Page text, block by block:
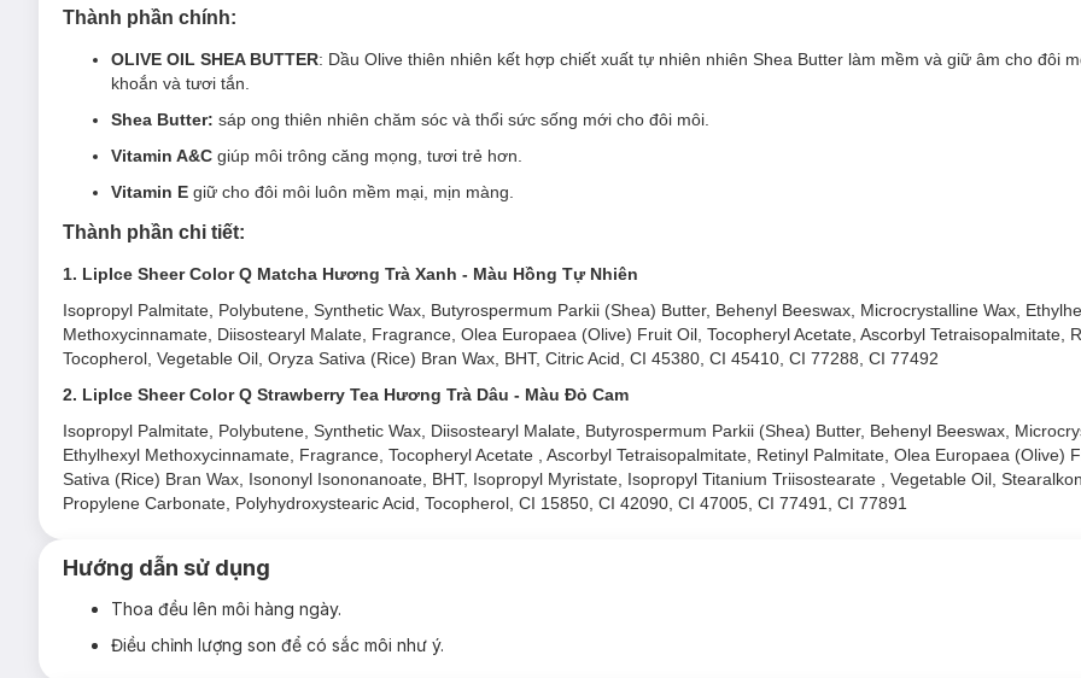
Thành phần chính:
OLIVE OIL SHEA BUTTER: Dầu Olive thiên nhiên kết hợp chiết xuất tự nhiên nhiên Shea Butter làm mềm và giữ âm cho đôi
khoắn và tươi tắn.
Shea Butter: sáp ong thiên nhiên chăm sóc và thổi sức sống mới cho đôi môi.
Vitamin A&C giúp môi trông căng mọng, tươi trẻ hơn.
Vitamin E giữ cho đôi môi luôn mềm mại, mịn màng.
Thành phần chi tiết:
1. LipIce Sheer Color Q Matcha Hương Trà Xanh - Màu Hồng Tự Nhiên
Isopropyl Palmitate, Polybutene, Synthetic Wax, Butyrospermum Parkii (Shea) Butter, Behenyl Beeswax, Microcrystalline Wax,
Methoxycinnamate, Diisostearyl Malate, Fragrance, Olea Europaea (Olive) Fruit Oil, Tocopheryl Acetate, Ascorbyl Tetraisopalmitate,
Tocopherol, Vegetable Oil, Oryza Sativa (Rice) Bran Wax, BHT, Citric Acid, CI 45380, CI 45410, CI 77288, CI 77492
2. LipIce Sheer Color Q Strawberry Tea Hương Trà Dâu - Màu Đỏ Cam
Isopropyl Palmitate, Polybutene, Synthetic Wax, Diisostearyl Malate, Butyrospermum Parkii (Shea) Butter, Behenyl Beeswax,
Ethylhexyl Methoxycinnamate, Fragrance, Tocopheryl Acetate , Ascorbyl Tetraisopalmitate, Retinyl Palmitate, Olea Europaea (Olive)
Sativa (Rice) Bran Wax, Isononyl Isononanoate, BHT, Isopropyl Myristate, Isopropyl Titanium Triisostearate , Vegetable Oil,
Propylene Carbonate, Polyhydroxystearic Acid, Tocopherol, CI 15850, CI 42090, CI 47005, CI 77491, CI 77891
Hướng dẫn sử dụng
Thoa đều lên môi hàng ngày.
Điều chỉnh lượng son để có sắc môi như ý.